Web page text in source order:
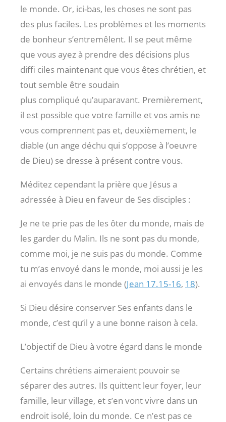
le monde. Or, ici-bas, les choses ne sont pas
des plus faciles. Les problèmes et les moments
de bonheur s’entremêlent. Il se peut même
que vous ayez à prendre des décisions plus
diffi ciles maintenant que vous êtes chrétien, et
tout semble être soudain
plus compliqué qu’auparavant. Premièrement,
il est possible que votre famille et vos amis ne
vous comprennent pas et, deuxièmement, le
diable (un ange déchu qui s’oppose à l’oeuvre
de Dieu) se dresse à présent contre vous.
Méditez cependant la prière que Jésus a
adressée à Dieu en faveur de Ses disciples :
Je ne te prie pas de les ôter du monde, mais de
les garder du Malin. Ils ne sont pas du monde,
comme moi, je ne suis pas du monde. Comme
tu m’as envoyé dans le monde, moi aussi je les
ai envoyés dans le monde (Jean 17.15-16, 18).
Si Dieu désire conserver Ses enfants dans le
monde, c’est qu’il y a une bonne raison à cela.
L’objectif de Dieu à votre égard dans le monde
Certains chrétiens aimeraient pouvoir se
séparer des autres. Ils quittent leur foyer, leur
famille, leur village, et s’en vont vivre dans un
endroit isolé, loin du monde. Ce n’est pas ce